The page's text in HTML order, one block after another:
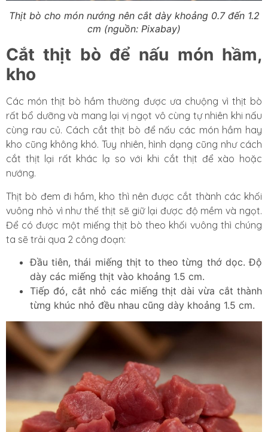
Thịt bò cho món nướng nên cắt dày khoảng 0.7 đến 1.2
cm (nguồn: Pixabay)
Cắt thịt bò để nấu món hầm,
kho
Các món thịt bò hầm thường được ưa chuộng vì thịt bò
rất bổ dưỡng và mang lại vị ngọt vô cùng tự nhiên khi nấu
cùng rau củ. Cách cắt thịt bò để nấu các món hầm hay
kho cũng không khó. Tuy nhiên, hình dạng cũng như cách
cắt thịt lại rất khác lạ so với khi cắt thịt để xào hoặc
nướng.
Thịt bò đem đi hầm, kho thì nên được cắt thành các khối
vuông nhỏ vì như thế thịt sẽ giữ lại được độ mềm và ngọt.
Để có được một miếng thịt bò theo khối vuông thì chúng
ta sẽ trải qua 2 công đoạn:
Đầu tiên, thái miếng thịt to theo từng thớ dọc. Độ
dày các miếng thịt vào khoảng 1.5 cm.
Tiếp đó, cắt nhỏ các miếng thịt dài vừa cắt thành
từng khúc nhỏ đều nhau cũng dày khoảng 1.5 cm.